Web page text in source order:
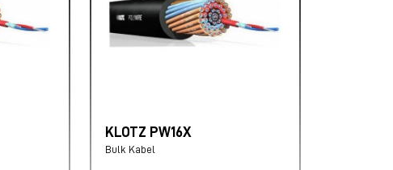
KLOTZ PW16X
Bulk Kabel